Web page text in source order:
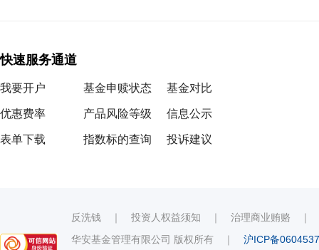
快速服务通道
我要开户
优惠费率
表单下载
基金申赎状态
产品风险等级
指数标的查询
基金对比
信息公示
投诉建议
反洗钱 ｜ 投资人权益须知 ｜ 治理商业贿赂
华安基金管理有限公司 版权所有 ｜ 沪ICP备